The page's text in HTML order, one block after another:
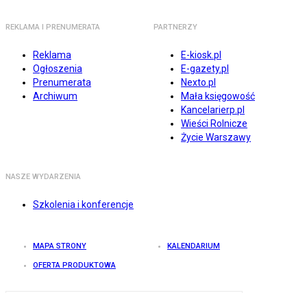
REKLAMA I PRENUMERATA
Reklama
Ogłoszenia
Prenumerata
Archiwum
PARTNERZY
E-kiosk.pl
E-gazety.pl
Nexto.pl
Mała księgowość
Kancelarierp.pl
Wieści Rolnicze
Życie Warszawy
NASZE WYDARZENIA
Szkolenia i konferencje
MAPA STRONY KALENDARIUM
OFERTA PRODUKTOWA